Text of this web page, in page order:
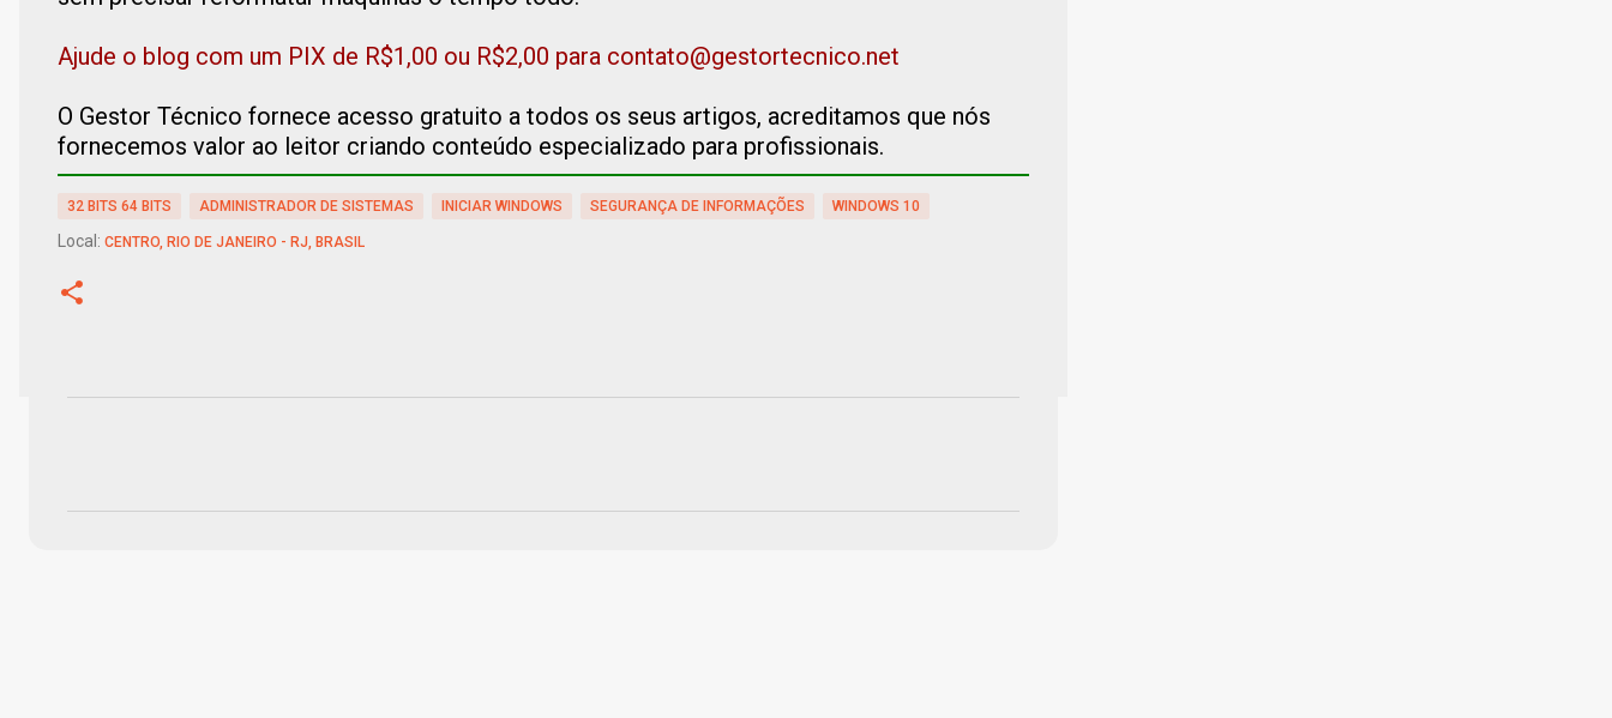
Ajude o blog com um PIX de R$1,00 ou R$2,00 para contato@gestortecnico.net
O Gestor Técnico fornece acesso gratuito a todos os seus artigos, acreditamos que nós
fornecemos valor ao leitor criando conteúdo especializado para profissionais.
32 BITS 64 BITS ADMINISTRADOR DE SISTEMAS INICIAR WINDOWS SEGURANÇA DE INFORMAÇÕES WINDOWS 10
Local: CENTRO, RIO DE JANEIRO - RJ, BRASIL
m